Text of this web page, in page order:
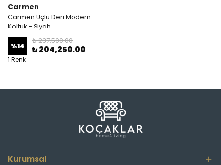
Carmen
Carmen Üçlü Deri Modern
Koltuk - Siyah
%14
₺ 237,500.00
₺ 204,250.00
1 Renk
Kurumsal